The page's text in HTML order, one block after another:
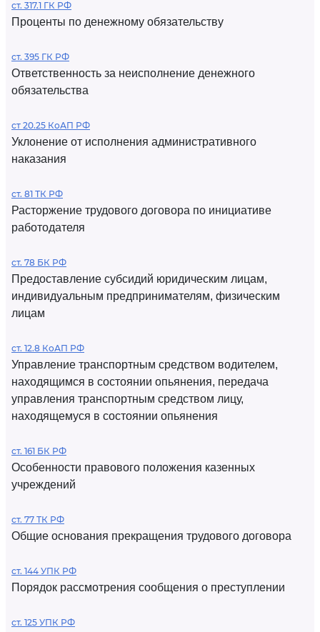
ст. 317.1 ГК РФ
Проценты по денежному обязательству
ст. 395 ГК РФ
Ответственность за неисполнение денежного
обязательства
ст 20.25 КоАП РФ
Уклонение от исполнения административного
наказания
ст. 81 ТК РФ
Расторжение трудового договора по инициативе
работодателя
ст. 78 БК РФ
Предоставление субсидий юридическим лицам,
индивидуальным предпринимателям, физическим
лицам
ст. 12.8 КоАП РФ
Управление транспортным средством водителем,
находящимся в состоянии опьянения, передача
управления транспортным средством лицу,
находящемуся в состоянии опьянения
ст. 161 БК РФ
Особенности правового положения казенных
учреждений
ст. 77 ТК РФ
Общие основания прекращения трудового договора
ст. 144 УПК РФ
Порядок рассмотрения сообщения о преступлении
ст. 125 УПК РФ